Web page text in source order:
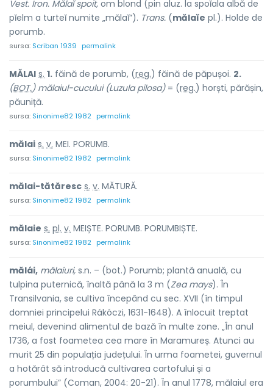
Vest. Iron. Mălaĭ spoit, om blond (pin aluz. la spoĭala albă de
pĭelm a turteĭ numite „mălaĭ”). Trans. (mălaĭe pl.). Holde de
porumb.
sursa: Scriban 1939 permalink
MĂLAI s. 1. făină de porumb, (reg.) făină de păpușoi. 2.
(BOT.) mălaiul-cucului (Luzula pilosa)= (reg.) horști, părășin,
păuniță.
sursa: Sinonime82 1982 permalink
mălai s. v. MEI. PORUMB.
sursa: Sinonime82 1982 permalink
mălai-tătăresc s. v. MĂTURĂ.
sursa: Sinonime82 1982 permalink
mălaie s. pl. v. MEIȘTE. PORUMB. PORUMBIȘTE.
sursa: Sinonime82 1982 permalink
mălái, mălaiuri, s.n. – (bot.) Porumb; plantă anuală, cu
tulpina puternică, înaltă până la 3 m (Zea mays). În
Transilvania, se cultiva începând cu sec. XVII (în timpul
domniei principelui Rákóczi, 1631-1648). A înlocuit treptat
meiul, devenind alimentul de bază în multe zone. „În anul
1736, a fost foametea cea mare în Maramureș. Atunci au
murit 25 din populația județului. În urma foametei, guvernul
a hotărât să introducă cultivarea cartofului și a
porumbului” (Coman, 2004: 20-21). În anul 1778, mălaiul era